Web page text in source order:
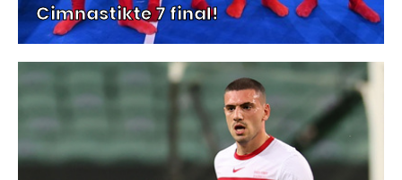
Cimnastikte 7 final!